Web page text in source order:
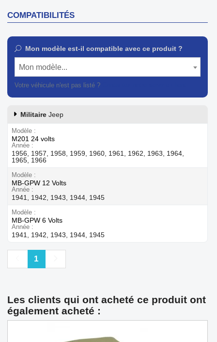
COMPATIBILITÉS
Mon modèle est-il compatible avec ce produit ?
Mon modèle...
Votre véhicule n'est pas listé ?
Militaire Jeep
Modèle
M201 24 volts
Année
1956, 1957, 1958, 1959, 1960, 1961, 1962, 1963, 1964,
1965, 1966
Modèle
MB-GPW 12 Volts
Année
1941, 1942, 1943, 1944, 1945
Modèle
MB-GPW 6 Volts
Année
1941, 1942, 1943, 1944, 1945
Précédent
1
Les clients qui ont acheté ce produit ont
également acheté :